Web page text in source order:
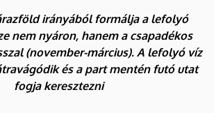
irányából formálja a lefolyó
nem nyáron, hanem a csapadékos
(november-március). A lefolyó víz
és a part mentén futó utat
fogja keresztezni